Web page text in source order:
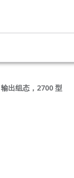
出组态，2700 型